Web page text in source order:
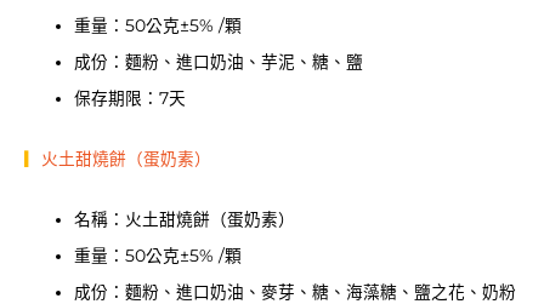
重量：50公克±5% /顆
成份：麵粉、進口奶油、芋泥、糖、鹽
保存期限：7天
火土甜燒餅（蛋奶素）
名稱：火土甜燒餅（蛋奶素）
重量：50公克±5% /顆
成份：麵粉、進口奶油、麥芽、糖、海藻糖、鹽之花、奶粉